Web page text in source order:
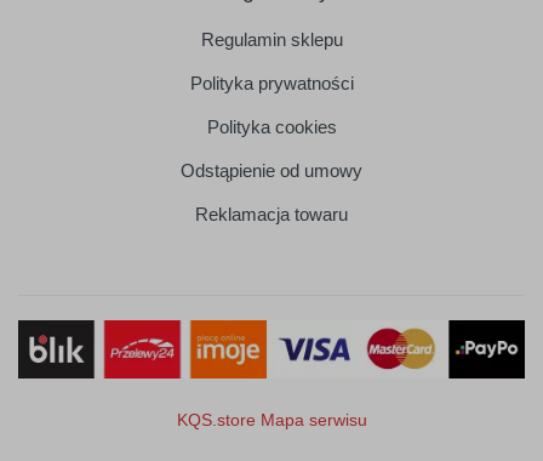
Regulamin sklepu
Polityka prywatności
Polityka cookies
Odstąpienie od umowy
Reklamacja towaru
KQS.store Mapa serwisu